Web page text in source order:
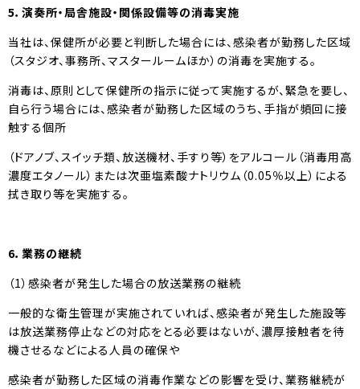
5．演奏所・局舎施設・関係設備等の消毒実施
当社は、保健所が必要と判断した場合には、感染者が勤務した区域
（スタジオ、事務所、マスタールームほか）の消毒を実施する。
消毒は、原則として保健所の指示に従って実施するが、緊急を要し、
自ら行う場合には、感染者が勤務した区域のうち、手指が頻回に接
触する個所
（ドアノブ、スイッチ類、放送機材、手すり等）をアルコール（消毒用高
濃度エタノール）または次亜塩素酸ナトリウム（0.05％以上）による
拭き取り等を実施する。
6．業務の継続
（1）感染者が発生した場合の放送業務の継続
一般的な衛生管理が実施されていれば、感染者が発生した施設等
は放送業務停止などの対応をとる必要はないが、濃厚接触者を待
機させるなどによる人員の確保や
感染者が勤務した区域の消毒作業などの影響を受け、業務継続が